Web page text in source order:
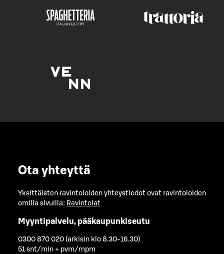
Ota yhteyttä
Yksittäisten ravintoloiden yhteystiedot ovat ravintoloiden
omilla sivuilla: Ravintolat
Myyntipalvelu, pääkaupunkiseutu
0300 870 020 (arkisin klo 8.30-16.30)
51 snt/min + pvm/mpm